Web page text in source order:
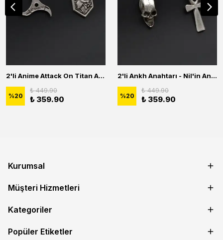
2'li Anime Attack On Titan Acrylic Maria Anime Naruto Erkek Kadın Kolye Seti
%20
₺ 449.90
₺ 359.90
2'li Ankh Anahtarı - Nil'in Anahtarı - Kuru Kafa Erkek Kadın Kolye Seti
%20
₺ 449.90
₺ 359.90
Kurumsal
Müşteri Hizmetleri
Kategoriler
Popüler Etiketler